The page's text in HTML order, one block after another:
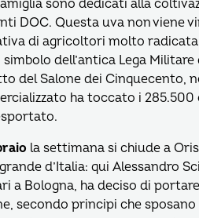
sono dedicati alla
DOC. Questa uva non viene
di agricoltori molto
dell’antica Lega
del Salone dei Cinquecento,
ha toccato i
la settimana si chiude a
d’Italia: qui Alessandro
a Bologna, ha deciso di
secondo principi che